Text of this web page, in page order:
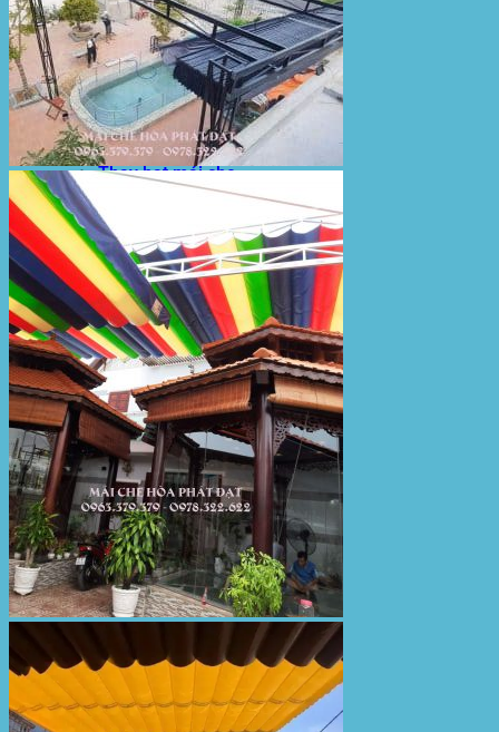
Thi Công Mái Xếp Bình Dương
Thi Công Mái Xếp Biên Hòa
Tin tức
Hoạt động
May bạt mái che
Thi công bạt lót lồ
Thay bạt áo dù
Thay bạt mái che
Thi công mái tôn
Tuyển Dụng Hòa Phát Đạt
Liên hệ Hòa Phát Đạt
Tìm
kiếm: